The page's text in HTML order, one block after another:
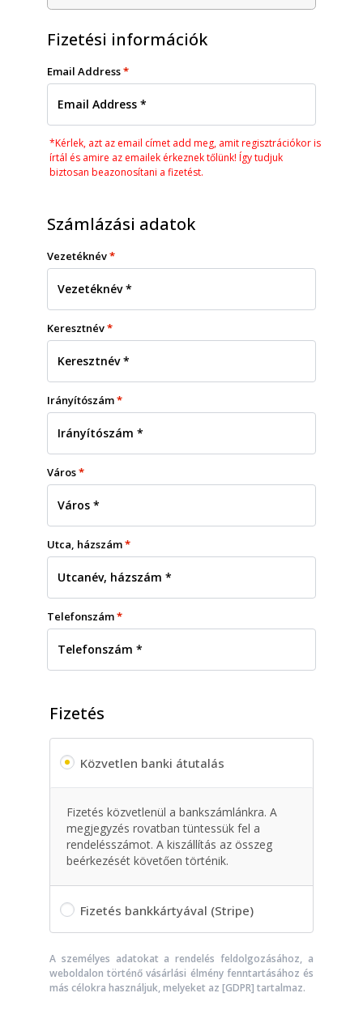
Fizetési információk
Email Address*
*Kérlek, azt az email címet add meg, amit regisztrációkor is
írtál és amire az emailek érkeznek tőlünk! Így tudjuk
biztosan beazonosítani a fizetést.
Számlázási adatok
Vezetéknév*
Keresztnév*
Irányítószám*
Város*
Utca, házszám*
Telefonszám*
Fizetés
Közvetlen banki átutalás
Fizetés közvetlenül a bankszámlánkra. A
megjegyzés rovatban tüntessük fel a
rendelésszámot. A kiszállítás az összeg
beérkezését követően történik.
Fizetés bankkártyával (Stripe)
A személyes adatokat a rendelés feldolgozásához, a
weboldalon történő vásárlási élmény fenntartásához és
más célokra használjuk, melyeket az [GDPR] tartalmaz.